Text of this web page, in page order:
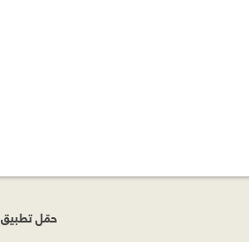
حمّل تطبيق